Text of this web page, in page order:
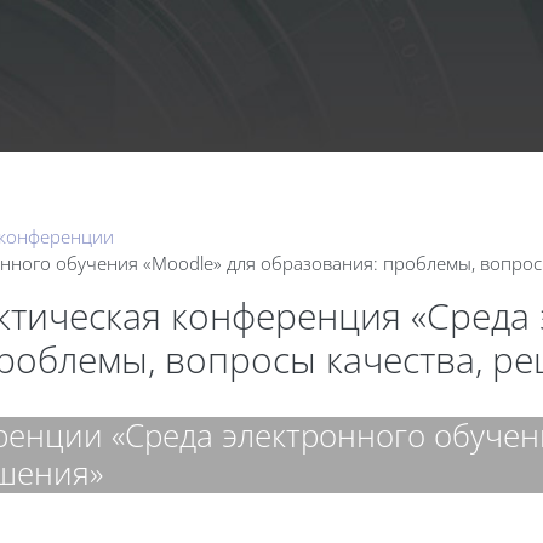
обучения «Moodle» для образования: проблемы,
конференция
вопросы качества,
«Среда электронного